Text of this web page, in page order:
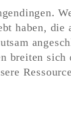
haben,
breiten sich